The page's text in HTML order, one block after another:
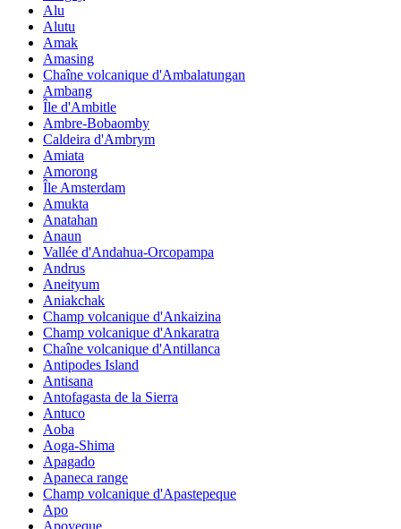
Alu
Alutu
Amak
Amasing
Chaîne volcanique d'Ambalatungan
Ambang
Île d'Ambitle
Ambre-Bobaomby
Caldeira d'Ambrym
Amiata
Amorong
Île Amsterdam
Amukta
Anatahan
Anaun
Vallée d'Andahua-Orcopampa
Andrus
Aneityum
Aniakchak
Champ volcanique d'Ankaizina
Champ volcanique d'Ankaratra
Chaîne volcanique d'Antillanca
Antipodes Island
Antisana
Antofagasta de la Sierra
Antuco
Aoba
Aoga-Shima
Apagado
Apaneca range
Champ volcanique d'Apastepeque
Apo
Apoyeque